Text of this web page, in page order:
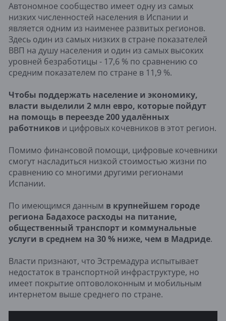
Автономное сообщество имеет одну из самых
низких численностей населения в Испании и
является одним из наименее развитых регионов.
Здесь один из самых низких в стране показателей
ВВП на душу населения и один из самых высоких
уровней безработицы - 17,6 % по сравнению со
средним показателем по стране в 11,9 %.
Чтобы поддержать население и экономику,
власти выделили 2 млн евро, которые пойдут
на помощь в переезде 200 удалённых
работников и цифровых кочевников в этот регион.
Помимо финансовой помощи, цифровые кочевники
смогут насладиться низкой стоимостью жизни по
сравнению со многими другими регионами
Испании.
По имеющимся данным в крупнейшем городе
региона Бадахосе расходы на питание,
общественный транспорт и коммунальные
услуги в среднем на 30 % ниже, чем в Мадриде.
Власти признают, что Эстремадура испытывает
недостаток в транспортной инфраструктуре, но
имеет покрытие оптоволоконным и мобильным
интернетом выше среднего по стране.